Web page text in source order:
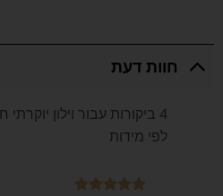
חוות דעת
4 ביקורות עבור
וילון
לפי מידות